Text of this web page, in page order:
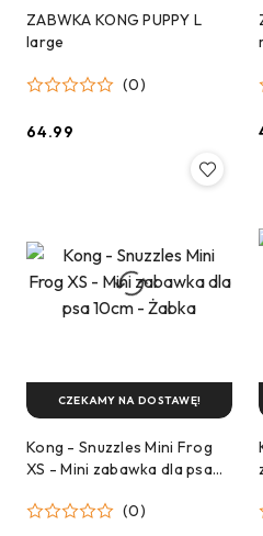
ZABWKA KONG PUPPY L
large
(0)
Cena:
64.99
Kong - Snuzzles Mini Frog
XS - Mini zabawka dla psa
(0)
CZEKAMY NA DOSTAWĘ!